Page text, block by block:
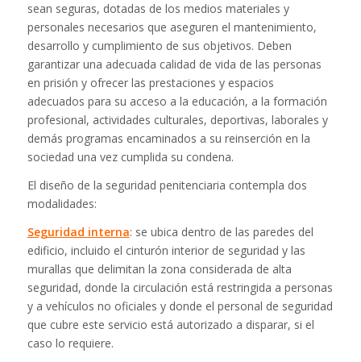
sean seguras, dotadas de los medios materiales y
personales necesarios que aseguren el mantenimiento,
desarrollo y cumplimiento de sus objetivos. Deben
garantizar una adecuada calidad de vida de las personas
en prisión y ofrecer las prestaciones y espacios
adecuados para su acceso a la educación, a la formación
profesional, actividades culturales, deportivas, laborales y
demás programas encaminados a su reinserción en la
sociedad una vez cumplida su condena.
El diseño de la seguridad penitenciaria contempla dos
modalidades:
Seguridad interna: se ubica dentro de las paredes del
edificio, incluido el cinturón interior de seguridad y las
murallas que delimitan la zona considerada de alta
seguridad, donde la circulación está restringida a personas
y a vehículos no oficiales y donde el personal de seguridad
que cubre este servicio está autorizado a disparar, si el
caso lo requiere.